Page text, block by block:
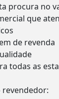
procura no
que
de revenda
todas as